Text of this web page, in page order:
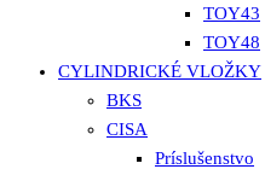
TOY43
TOY48
CYLINDRICKÉ VLOŽKY
BKS
CISA
Príslušenstvo